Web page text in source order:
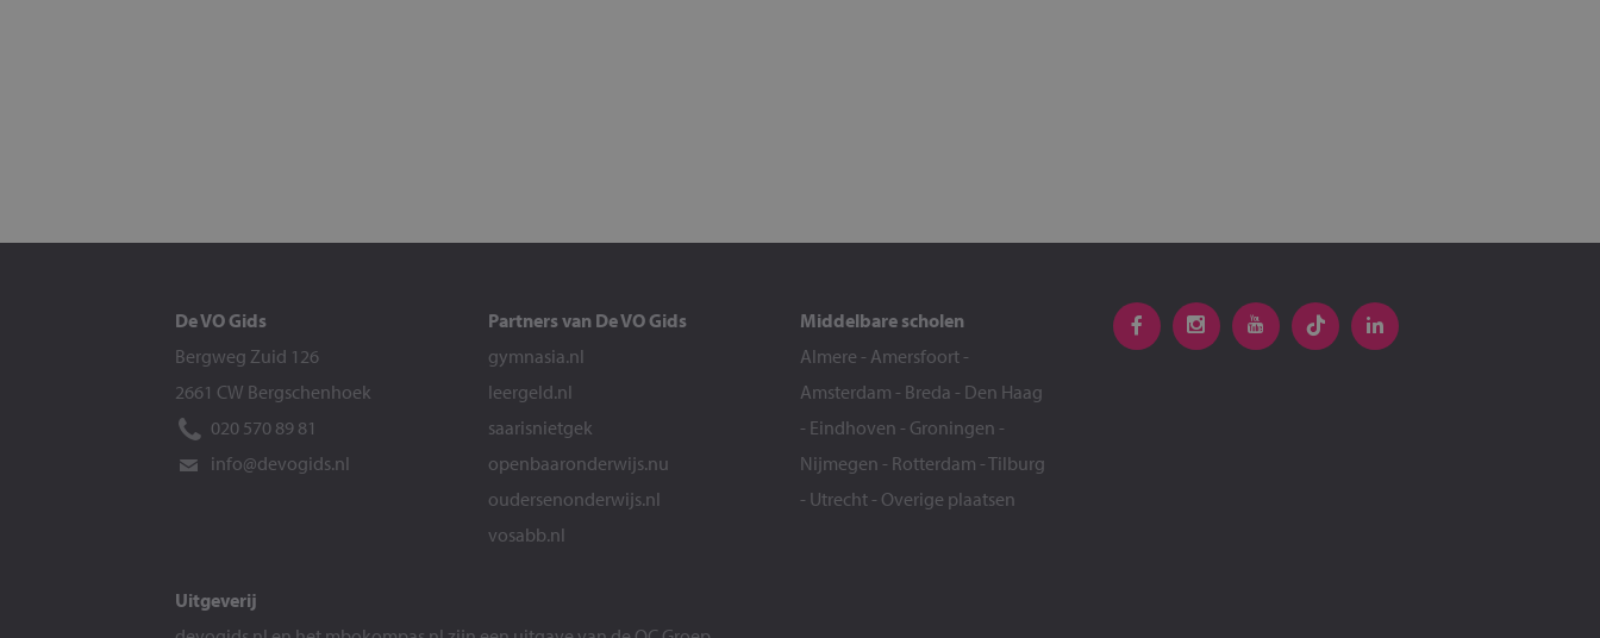
De VO Gids
Bergweg Zuid 126
2661 CW Bergschenhoek
020 570 89 81
info@devogids.nl
Partners van De VO Gids
gymnasia.nl
leergeld.nl
saarisnietgek
openbaaronderwijs.nu
oudersenonderwijs.nl
vosabb.nl
Middelbare scholen
Almere - Amersfoort -
Amsterdam - Breda - Den Haag
- Eindhoven - Groningen -
Nijmegen - Rotterdam -Tilburg
- Utrecht - Overige plaatsen
Uitgeverij